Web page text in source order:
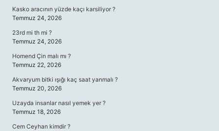
Kasko aracının yüzde kaçı karsiliyor ?
Temmuz 24, 2026
23rd mi th mi ?
Temmuz 24, 2026
Homend Çin malı mı ?
Temmuz 22, 2026
Akvaryum bitki ışığı kaç saat yanmalı ?
Temmuz 20, 2026
Uzayda insanlar nasıl yemek yer ?
Temmuz 18, 2026
Cem Ceyhan kimdir ?